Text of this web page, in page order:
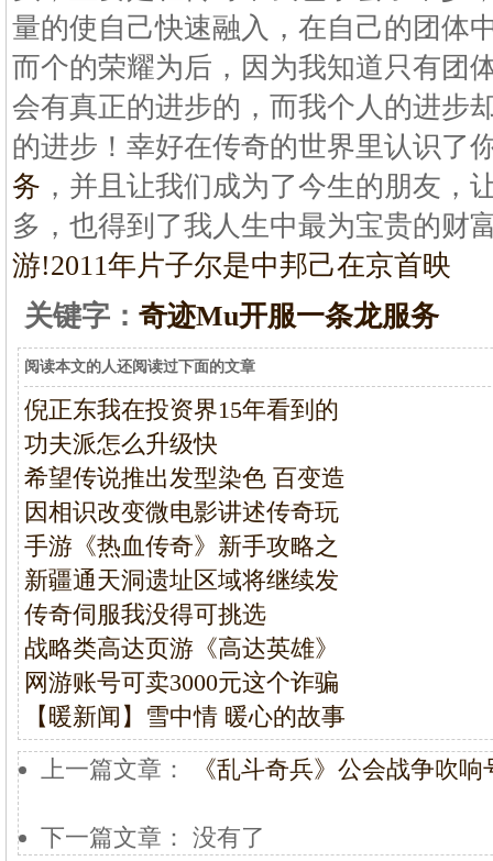
量的使自己快速融入，在自己的团体
而个的荣耀为后，因为我知道只有团
会有真正的进步的，而我个人的进步
的进步！幸好在传奇的世界里认识了
务 ，并且让我们成为了今生的朋友，
多，也得到了我人生中最为宝贵的财
游!2011年片子尔是中邦己在京首映
关键字： 奇迹Mu开服一条龙服务
阅读本文的人还阅读过下面的文章
倪正东我在投资界15年看到的
功夫派怎么升级快
希望传说推出发型染色 百变造
因相识改变微电影讲述传奇玩
手游《热血传奇》新手攻略之
新疆通天洞遗址区域将继续发
传奇伺服我没得可挑选
战略类高达页游《高达英雄》
网游账号可卖3000元这个诈骗
【暖新闻】雪中情 暖心的故事
上一篇文章：
《乱斗奇兵》公会战争吹
下一篇文章： 没有了